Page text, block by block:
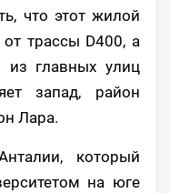
что этот жилой
от трассы D400, а
из главных улиц
запад, район
Лара.
который
на юге